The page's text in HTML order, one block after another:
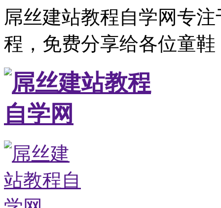
屌丝建站教程自学网专
程，免费分享给各位童